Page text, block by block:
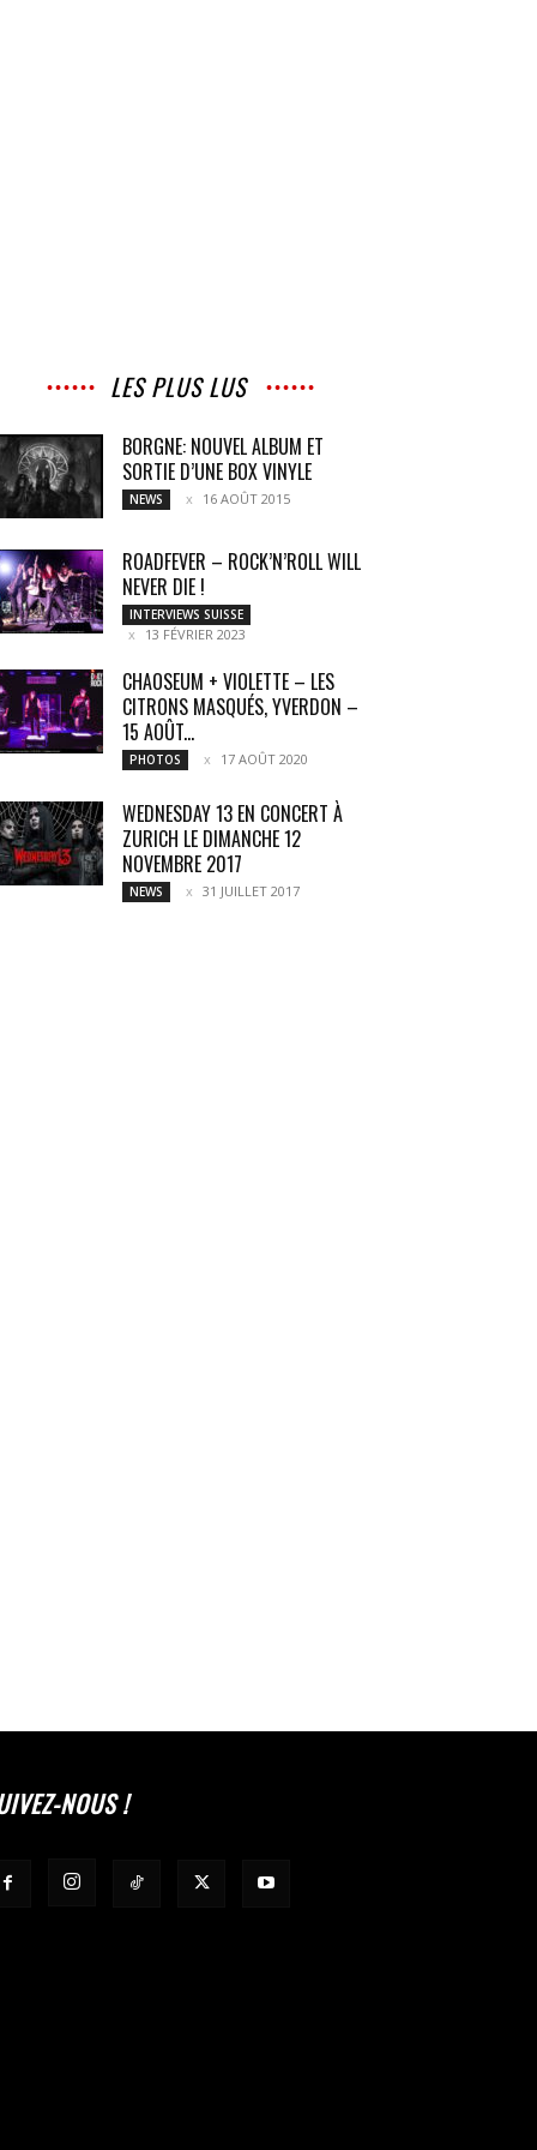
LES PLUS LUS
BORGNE: NOUVEL ALBUM ET
SORTIE D’UNE BOX VINYLE
NEWS 16 AOÛT 2015
ROADFEVER – ROCK’N’ROLL WILL
NEVER DIE !
INTERVIEWS SUISSE
13 FÉVRIER 2023
CHAOSEUM + VIOLETTE – LES
CITRONS MASQUÉS, YVERDON –
15 AOÛT...
PHOTOS 17 AOÛT 2020
WEDNESDAY 13 EN CONCERT À
ZURICH LE DIMANCHE 12
NOVEMBRE 2017
NEWS 31 JUILLET 2017
NOUS !